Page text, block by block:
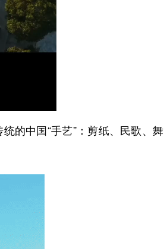
的中国“手艺”：剪纸、民歌、舞